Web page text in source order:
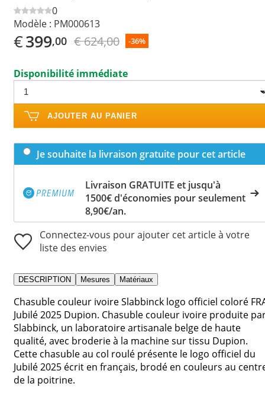
0
Modèle : PM000613
€399,00 € 624,00 -36%
Disponibilité immédiate
AJOUTER AU PANIER
Je souhaite la livraison gratuite pour cet article
Livraison GRATUITE et jusqu'à
1500€ d'économies pour seulement
8,90€/an.
Connectez-vous pour ajouter cet article à votre
liste des envies
DESCRIPTION Mesures Matériaux
Chasuble couleur ivoire Slabbinck logo officiel coloré
Jubilé 2025 Dupion. Chasuble couleur ivoire produite
Slabbinck, un laboratoire artisanale belge de haute
qualité, avec broderie à la machine sur tissu Dupion.
Cette chasuble au col roulé présente le logo officiel du
Jubilé 2025 écrit en français, brodé en couleurs au
de la poitrine.